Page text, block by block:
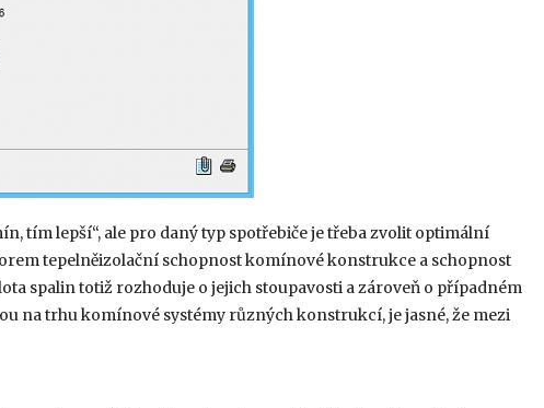
tím lepší“, ale pro daný typ spotřebiče je třeba zvolit optimální
tepelněizolační schopnost komínové konstrukce a schopnost
spalin totiž rozhoduje o jejich stoupavosti a zároveň o případném
na trhu komínové systémy různých konstrukcí, je jasné, že mezi